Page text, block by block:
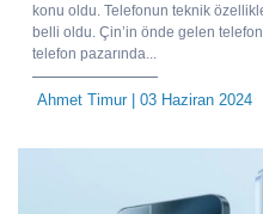
konu oldu. Telefonun teknik
belli oldu. Çin’in önde gelen
telefon pazarında...
Ahmet Timur| 03 Haziran 2024